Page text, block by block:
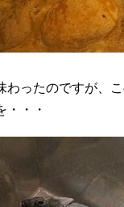
わったのですが、
・・・